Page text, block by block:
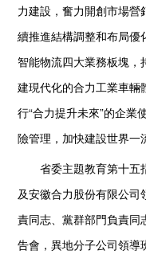
力建設，奮力開創市場
續推進結構調整和布局優
智能物流四大業務板塊
建現代化的合力工業車
行“合力提升未來”的企業
險管理，加快建設世界一
省委主題教育第十五
及安徽合力股份有限公司
責同志、黨群部門負責同
告會，異地分子公司領導